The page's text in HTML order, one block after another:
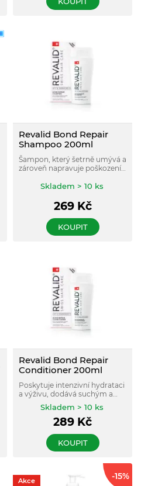
Revalid Bond Repair
Shampoo 200ml
Šampon, který šetrně umývá a
zároveň napravuje poškození.
úpravou.Skladem > 10 ks
269Kč
KOUPIT
Revalid Bond Repair
Conditioner 200ml
Poskytuje intenzivní hydrataci
a výživu, dodává suchým a
poškozeným vlasům základní
Skladem > 10 ks
289 Kč
KOUPIT
Akce -15%